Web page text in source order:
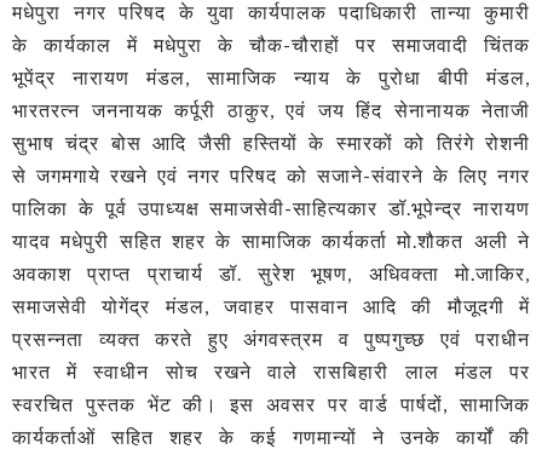
मधेपुरा नगर परिषद के युवा कार्यपालक पदाधिकारी तान्या कुमारी
के कार्यकाल में मधेपुरा के चौक-चौराहों पर समाजवादी चिंतक
भूपेंद्र नारायण मंडल, सामाजिक न्याय के पुरोधा बीपी मंडल,
भारतरत्न जननायक कर्पूरी ठाकुर, एवं जय हिंद सेनानायक नेताजी
सुभाष चंद्र बोस आदि जैसी हस्तियों के स्मारकों को तिरंगे रोशनी
से जगमगाये रखने एवं नगर परिषद को सजाने-संवारने के लिए नगर
पालिका के पूर्व उपाध्यक्ष समाजसेवी-साहित्यकार डॉ.भूपेन्द्र नारायण
यादव मधेपुरी सहित शहर के सामाजिक कार्यकर्ता मो.शौकत अली ने
अवकाश प्राप्त प्राचार्य डॉ. सुरेश भूषण, अधिवक्ता मो.जाकिर,
समाजसेवी योगेंद्र मंडल, जवाहर पासवान आदि की मौजूदगी में
प्रसन्नता व्यक्त करते हुए अंगवस्त्रम व पुष्पगुच्छ एवं पराधीन
भारत में स्वाधीन सोच रखने वाले रासबिहारी लाल मंडल पर
स्वरचित पुस्तक भेंट की। इस अवसर पर वार्ड पार्षदों, सामाजिक
कार्यकर्ताओं सहित शहर के कई गणमान्यों ने उनके कार्यों की